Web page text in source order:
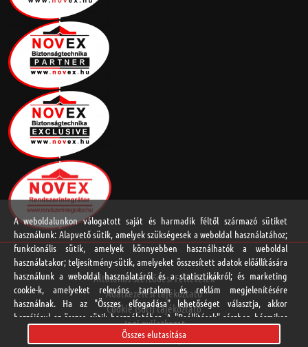
Általános Szerződési Feltételek
Adatkezelési tájékoztató
Cookie (süti) tájékoztató
Jogi nyilatkozat
Online vitarendezési platform
A weboldalunkon válogatott saját és harmadik féltől származó sütiket
használunk: Alapvető sütik, amelyek szükségesek a weboldal használatához;
funkcionális sütik, amelyek könnyebben használhatók a weboldal
használatakor; teljesítmény-sütik, amelyeket összesített adatok előállítására
használunk a weboldal használatáról és a statisztikákról; és marketing
cookie-k, amelyeket releváns tartalom és reklám megjelenítésére
használnak. Ha az "Összes elfogadása" lehetőséget választja, akkor
hozzájárul az összes sütik használatához. A "Beállítások" részben bármikor
elfogadhat és elutasíthat egyedi sütitípusokat, és visszavonhatja a jövőre
vonatkozó beleegyezését.
Összes elutasítása